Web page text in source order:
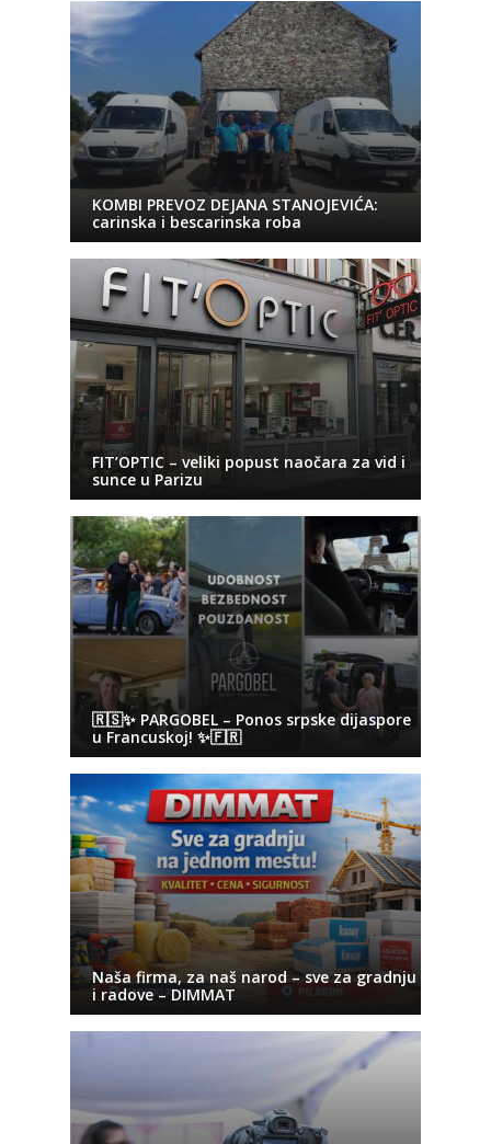
KOMBI PREVOZ DEJANA STANOJEVIĆA:
carinska i bescarinska roba
FIT’OPTIC – veliki popust naočara za vid i
sunce u Parizu
🇷🇸✨ PARGOBEL – Ponos srpske dijaspore
u Francuskoj! ✨🇫🇷
Naša firma, za naš narod – sve za gradnju
i radove – DIMMAT